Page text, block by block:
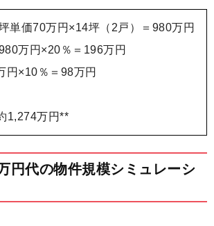
単価70万円×14坪（2戸）＝980万円
万円×20％＝196万円
×10％＝98万円
万円**
円代の物件規模シミュレーシ